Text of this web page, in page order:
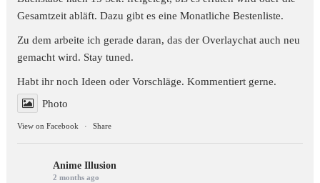
Gesamtzeit abläft. Dazu gibt es eine Monatliche Bestenliste.
Zu dem arbeite ich gerade daran, das der Overlaychat auch neu
gemacht wird. Stay tuned.
Habt ihr noch Ideen oder Vorschläge. Kommentiert gerne.
Photo
View on Facebook · Share
Anime Illusion
2 months ago